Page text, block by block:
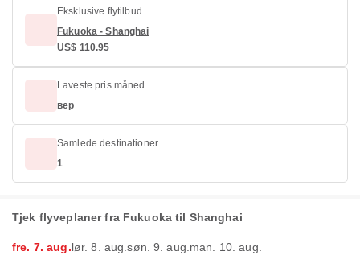
Eksklusive flytilbud
Fukuoka - Shanghai
US$ 110.95
Laveste pris måned
вер
Samlede destinationer
1
Tjek flyveplaner fra Fukuoka til Shanghai
fre. 7. aug.lør. 8. aug.søn. 9. aug. man. 10. aug.